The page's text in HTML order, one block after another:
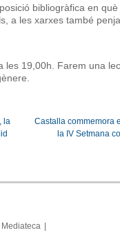
bibliogràfica en
a les xarxes també
19,00h. Farem una
la
Castalla commemora
la IV Setmana
Mediateca